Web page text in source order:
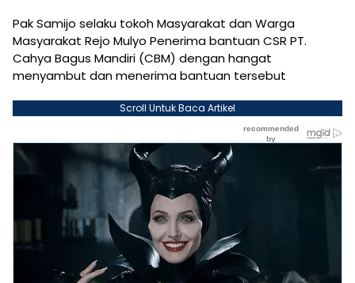
Pak Samijo selaku tokoh Masyarakat dan Warga
Masyarakat Rejo Mulyo Penerima bantuan CSR PT.
Cahya Bagus Mandiri (CBM) dengan hangat
menyambut dan menerima bantuan tersebut
Scroll Untuk Baca Artikel